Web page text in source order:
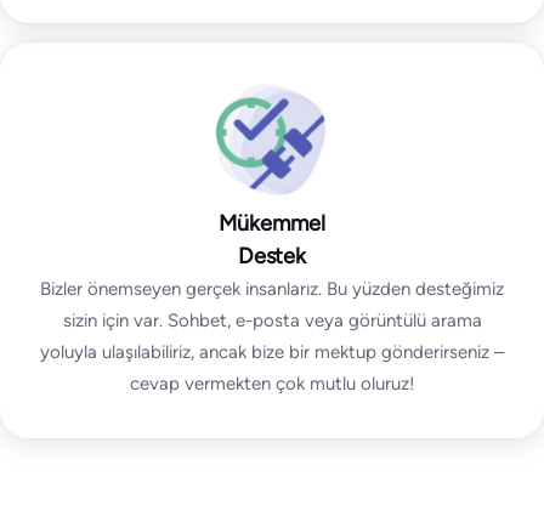
Mükemmel
Destek
Bizler önemseyen gerçek insanlarız. Bu yüzden desteğimiz
sizin için var. Sohbet, e-posta veya görüntülü arama
yoluyla ulaşılabiliriz, ancak bize bir mektup gönderirseniz –
cevap vermekten çok mutlu oluruz!